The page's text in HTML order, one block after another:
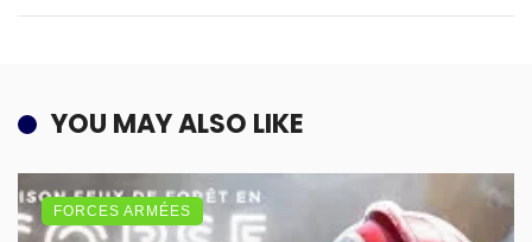
YOU MAY ALSO LIKE
FORCES ARMÉES